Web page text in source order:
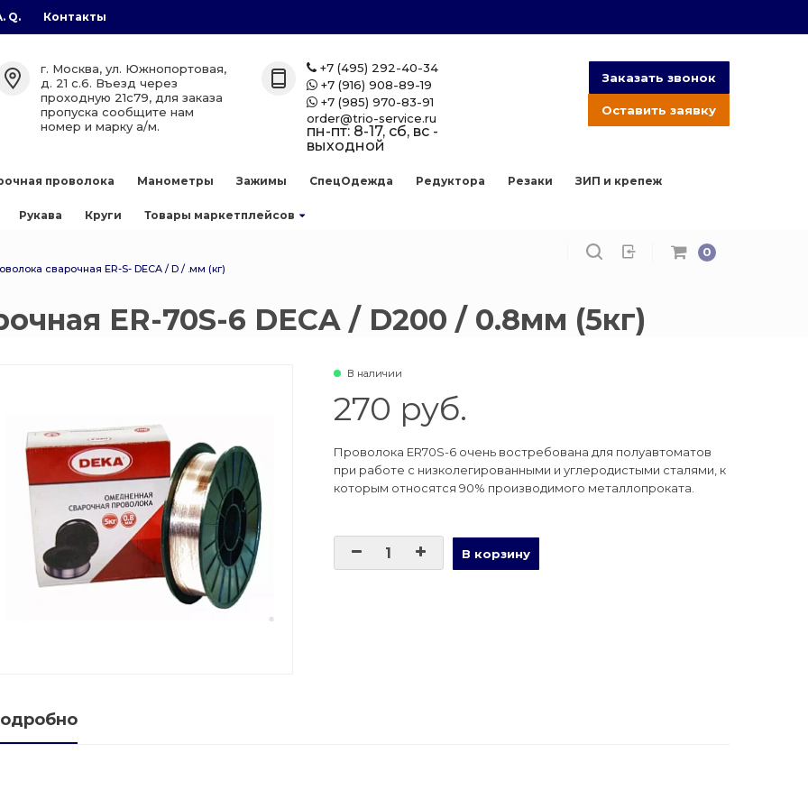
Q. Контакты
проволока Манометры Зажимы СпецОдежда Редуктора Резаки ЗИП и крепеж
Рукава Круги Товары маркетплейсов
баллонов
баллоны
0
г. Москва, ул. Южнопортовая,
д. 21 с.6. Въезд через
проходную 21с79, для заказа
пропуска сообщите нам
номер и марку а/м.
+7 (495) 292-40-34
+7 (916) 908-89-19
+7 (985) 970-83-91
order@trio-service.ru
пн-пт: 8-17, сб, вс -
выходной
Заказать звонок
Оставить заявку
сварочная ER-S- DECA / D / .мм (кг)
ER-70S-6 DECA / D200 / 0.8мм (5кг)
В наличии
270 руб.
Проволока ER70S-6 очень востребована для полуавтоматов
при работе с низколегированными и углеродистыми сталями, к
которым относятся 90% производимого металлопроката.
В корзину